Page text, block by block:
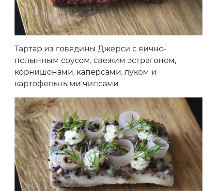
Тартар из говядины Джерси с яично-
полынным соусом, свежим эстрагоном,
корнишонами, каперсами, луком и
картофельными чипсами